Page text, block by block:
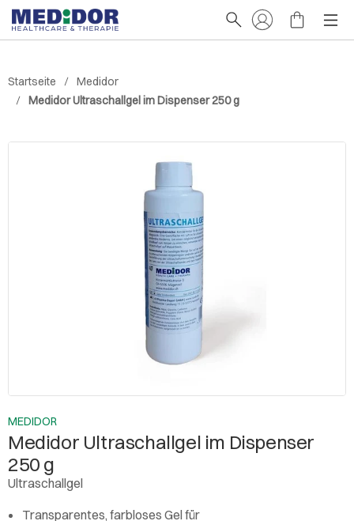
Startseite
Medidor
Medidor Ultraschallgel im Dispenser 250 g
MEDIDOR
Medidor Ultraschallgel im Dispenser
250 g
Ultraschallgel
Transparentes, farbloses Gel für